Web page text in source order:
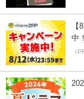
中！
（